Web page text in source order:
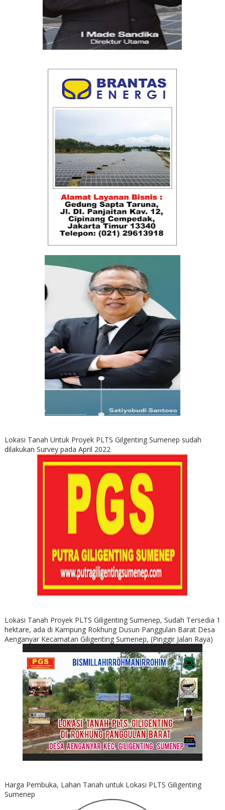
Lokasi Tanah Untuk Proyek PLTS Gilgenting Sumenep sudah
dilakukan Survey pada April 2022
Lokasi Tanah Proyek PLTS Giligenting Sumenep, Sudah Tersedia 1
hektare, ada di Kampung Rokhung Dusun Panggulan Barat Desa
Aenganyar Kecamatan Giligenting Sumenep, (Pinggir Jalan Raya)
Harga Pembuka, Lahan Tanah untuk Lokasi PLTS Giligenting
Sumenep